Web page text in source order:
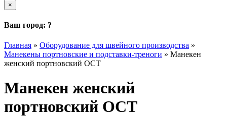
×
Ваш город: ?
Главная » Оборудование для швейного производства »
Манекены портновские и подставки-треноги » Манекен
женский портновский ОСТ
Манекен женский
портновский ОСТ